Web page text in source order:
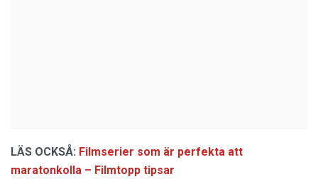
LÄS OCKSÅ: Filmserier som är perfekta att
maratonkolla – Filmtopp tipsar